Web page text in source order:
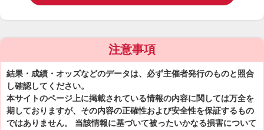
注意事項
結果・成績・オッズなどのデータは、必ず主催者発行のものと照合
し確認してください。
本サイトのページ上に掲載されている情報の内容に関しては万全を
期しておりますが、その内容の正確性および安全性を保証するもの
ではありません。 当該情報に基づいて被ったいかなる損害について